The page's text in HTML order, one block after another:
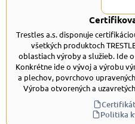
Trestles a.s. disponuje
všetkých produktoch
oblastiach výroby a služieb. Ide
Konkrétne ide o vývoj a výrobu
a plechov, povrchovo
Výroba otvorených a
Certifikát
Politika